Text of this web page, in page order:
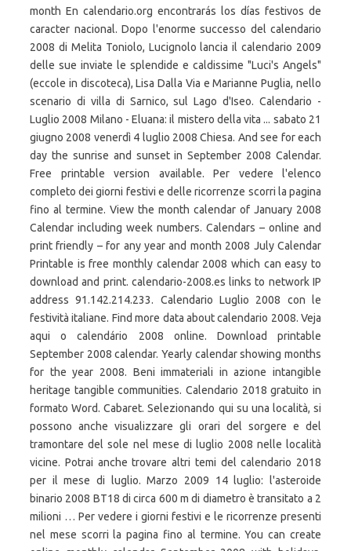
month En calendario.org encontrarás los días festivos de
caracter nacional. Dopo l'enorme successo del calendario
2008 di Melita Toniolo, Lucignolo lancia il calendario 2009
delle sue inviate le splendide e caldissime "Luci's Angels"
(eccole in discoteca), Lisa Dalla Via e Marianne Puglia, nello
scenario di villa di Sarnico, sul Lago d'Iseo. Calendario -
Luglio 2008 Milano - Eluana: il mistero della vita ... sabato 21
giugno 2008 venerdì 4 luglio 2008 Chiesa. And see for each
day the sunrise and sunset in September 2008 Calendar.
Free printable version available. Per vedere l'elenco
completo dei giorni festivi e delle ricorrenze scorri la pagina
fino al termine. View the month calendar of January 2008
Calendar including week numbers. Calendars – online and
print friendly – for any year and month 2008 July Calendar
Printable is free monthly calendar 2008 which can easy to
download and print. calendario-2008.es links to network IP
address 91.142.214.233. Calendario Luglio 2008 con le
festività italiane. Find more data about calendario 2008. Veja
aqui o calendário 2008 online. Download printable
September 2008 calendar. Yearly calendar showing months
for the year 2008. Beni immateriali in azione intangible
heritage tangible communities. Calendario 2018 gratuito in
formato Word. Cabaret. Selezionando qui su una località, si
possono anche visualizzare gli orari del sorgere e del
tramontare del sole nel mese di luglio 2008 nelle località
vicine. Potrai anche trovare altri temi del calendario 2018
per il mese di luglio. Marzo 2009 14 luglio: l'asteroide
binario 2008 BT18 di circa 600 m di diametro è transitato a 2
milioni … Per vedere i giorni festivi e le ricorrenze presenti
nel mese scorri la pagina fino al termine. You can create